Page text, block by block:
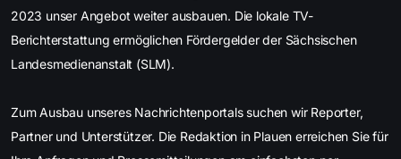
2023 unser Angebot weiter ausbauen. Die lokale TV-
Berichterstattung ermöglichen Fördergelder der Sächsischen
Landesmedienanstalt (SLM).
Zum Ausbau unseres Nachrichtenportals suchen wir Reporter,
Partner und Unterstützer. Die Redaktion in Plauen erreichen Sie für